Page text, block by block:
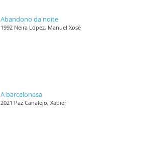
Abandono da noite
1992 Neira López, Manuel Xosé
A barcelonesa
2021 Paz Canalejo, Xabier